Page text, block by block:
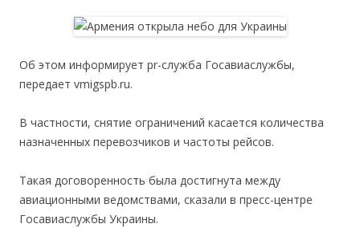
Об этом информирует pr-служба Госавиаслужбы,
передает vmigspb.ru.
В частности, снятие ограничений касается количества
назначенных перевозчиков и частоты рейсов.
Такая договоренность была достигнута между
авиационными ведомствами, сказали в пресс-центре
Госавиаслужбы Украины.